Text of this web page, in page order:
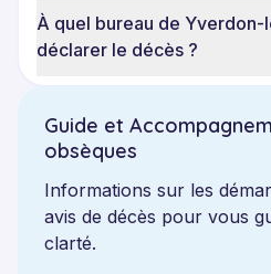
À quel bureau de Yverdon-
déclarer le décès ?
Guide et
obsèques
Informations sur les
avis de décès pour vous
clarté.